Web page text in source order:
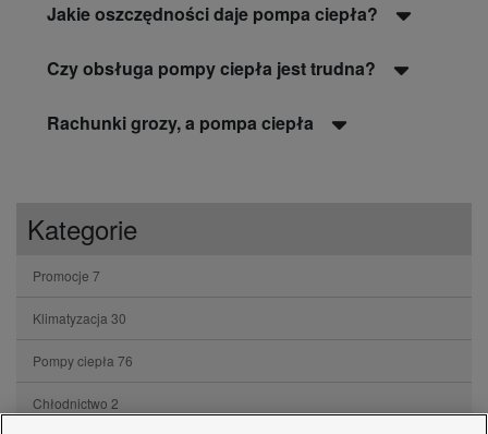
Jakie oszczędności daje pompa ciepła?
Czy obsługa pompy ciepła jest trudna?
Rachunki grozy, a pompa ciepła
Kategorie
Promocje 7
Klimatyzacja 30
Pompy ciepła 76
Chłodnictwo 2